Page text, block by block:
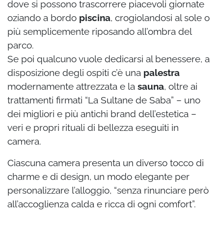
dove si possono trascorrere piacevoli giornate
oziando a bordo piscina, crogiolandosi al sole o
più semplicemente riposando all’ombra del
parco.
Se poi qualcuno vuole dedicarsi al benessere, a
disposizione degli ospiti c’è una palestra
modernamente attrezzata e la sauna, oltre ai
trattamenti firmati “La Sultane de Saba” – uno
dei migliori e più antichi brand dell’estetica –
veri e propri rituali di bellezza eseguiti in
camera.
Ciascuna camera presenta un diverso tocco di
charme e di design, un modo elegante per
personalizzare l’alloggio, “senza rinunciare però
all’accoglienza calda e ricca di ogni comfort”.